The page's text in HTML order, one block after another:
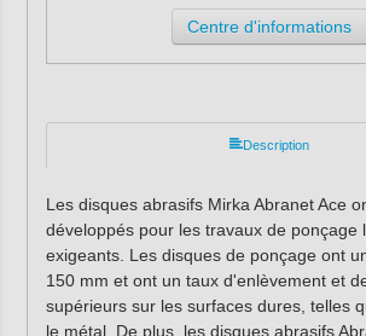
Centre d'informations
Description
Les disques abrasifs Mirka Abranet Ace
développés pour les travaux de ponçage
exigeants. Les disques de ponçage ont
150 mm et ont un taux d'enlèvement et
supérieurs sur les surfaces dures, telles
le métal. De plus, les disques abrasifs